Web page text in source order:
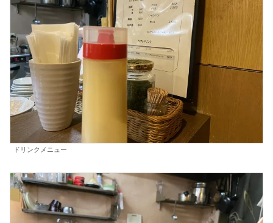
ドリンクメニュー